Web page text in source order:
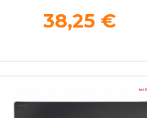
38,25 €